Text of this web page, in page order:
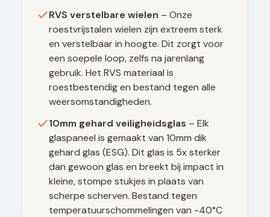
RVS verstelbare wielen – Onze
roestvrijstalen wielen zijn extreem sterk
en verstelbaar in hoogte. Dit zorgt voor
een soepele loop, zelfs na jarenlang
gebruik. Het RVS materiaal is
roestbestendig en bestand tegen alle
weersomstandigheden.
10mm gehard veiligheidsglas – Elk
glaspaneel is gemaakt van 10mm dik
gehard glas (ESG). Dit glas is 5x sterker
dan gewoon glas en breekt bij impact in
kleine, stompe stukjes in plaats van
scherpe scherven. Bestand tegen
temperatuurschommelingen van -40°C